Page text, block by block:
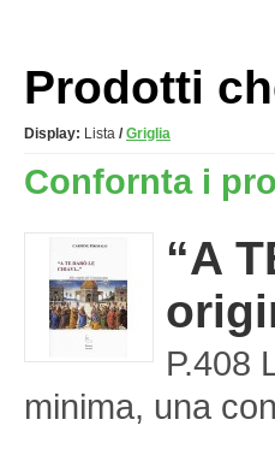
Prodotti
Display: Lista / Griglia
Confornta i
“A
P.408
minima, una